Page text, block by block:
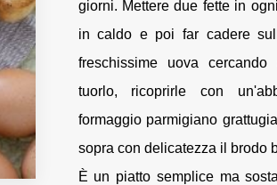
giorni. Mettere due fette in
in caldo e poi far cadere
freschissime uova
tuorlo, ricoprirle con
formaggio parmigiano
sopra con delicatezza il brodo
È un piatto semplice ma